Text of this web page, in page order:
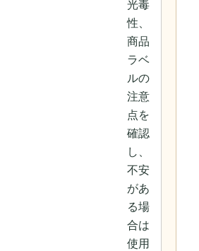
光毒
性、
商品
ラベ
ルの
注意
点を
確認
し、
不安
があ
る場
合は
使用